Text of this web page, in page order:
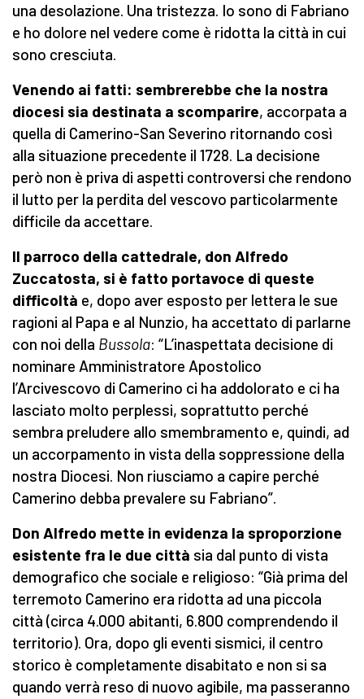
una desolazione. Una tristezza. Io sono di Fabriano
e ho dolore nel vedere come è ridotta la città in cui
sono cresciuta.
Venendo ai fatti: sembrerebbe che la nostra
diocesi sia destinata a scomparire, accorpata a
quella di Camerino-San Severino ritornando così
alla situazione precedente il 1728. La decisione
però non è priva di aspetti controversi che rendono
il lutto per la perdita del vescovo particolarmente
difficile da accettare.
Il parroco della cattedrale, don Alfredo
Zuccatosta, si è fatto portavoce di queste
difficoltà e, dopo aver esposto per lettera le sue
ragioni al Papa e al Nunzio, ha accettato di parlarne
con noi della Bussola: “L’inaspettata decisione di
nominare Amministratore Apostolico
l’Arcivescovo di Camerino ci ha addolorato e ci ha
lasciato molto perplessi, soprattutto perché
sembra preludere allo smembramento e, quindi, ad
un accorpamento in vista della soppressione della
nostra Diocesi. Non riusciamo a capire perché
Camerino debba prevalere su Fabriano”.
Don Alfredo mette in evidenza la sproporzione
esistente fra le due città sia dal punto di vista
demografico che sociale e religioso: “Già prima del
terremoto Camerino era ridotta ad una piccola
città (circa 4.000 abitanti, 6.800 comprendendo il
territorio). Ora, dopo gli eventi sismici, il centro
storico è completamente disabitato e non si sa
quando verrà reso di nuovo agibile, ma passeranno